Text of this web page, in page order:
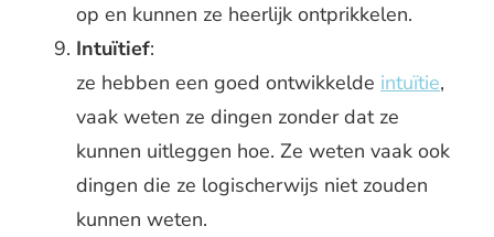
op en kunnen ze heerlijk ontprikkelen.
Intuïtief:
ze hebben een goed ontwikkelde intuïtie,
vaak weten ze dingen zonder dat ze
kunnen uitleggen hoe. Ze weten vaak ook
dingen die ze logischerwijs niet zouden
kunnen weten.